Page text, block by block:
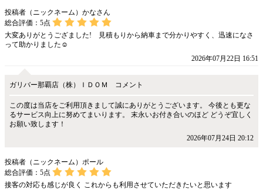
投稿者（ニックネーム）かなさん
総合評価： 5点
大変ありがとうござました! 見積もりから納車まで分かりやすく、迅速になさ
って助かりました☺️
2026年07月22日 16:51
ガリバー那覇店（株）ＩＤＯＭ コメント
この度は当店をご利用頂きまして誠にありがとうございます。 今後とも更な
るサービス向上に努めてまいります。 末永いお付き合いのほど どうぞ宜しく
お願い致します！
2026年07月24日 20:12
投稿者（ニックネーム）ポール
総合評価： 5点
接客の対応も感じが良く これからも利用させていただきたいと思います